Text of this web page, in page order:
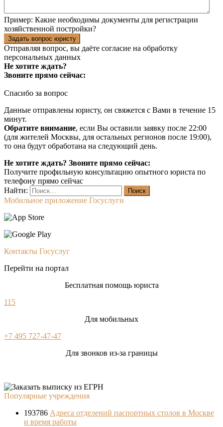
Пример: Какие необходимы документы для регистрации
хозяйственной постройки?
Задать вопрос юристу
Отправляя вопрос, вы даёте согласие на обработку
персональных данных
Не хотите ждать?
Звоните прямо сейчас:
Спасибо за вопрос
Данные отправлены юристу, он свяжется с Вами в течение 15
минут.
Обратите внимание, если Вы оставили заявку после 22:00
(для жителей Москвы, для остальных регионов после 19:00),
то она будут обработана на следующий день.
Не хотите ждать? Звоните прямо сейчас:
Получите профильную консультацию опытного юриста по
телефону прямо сейчас
Найти:
Мобильное приложение Госуслуги
Контакты Госуслуг
Перейти на портал
Бесплатная помощь юриста
115
Для мобильных
+7 495 727-47-47
Для звонков из-за границы
Популярные учреждения
193786 Адреса отделений паспортных столов в Москве
и время работы